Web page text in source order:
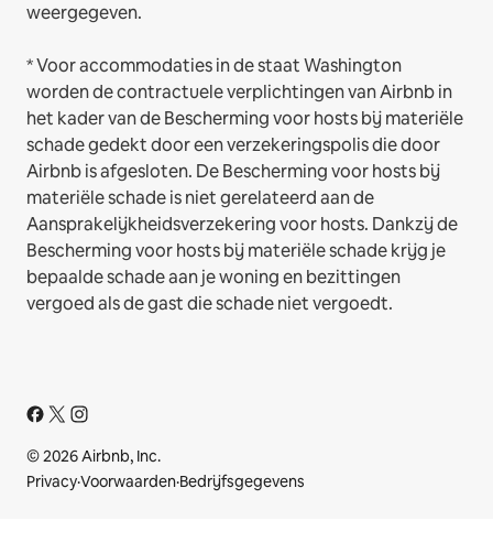
weergegeven.
* Voor accommodaties in de staat Washington
worden de contractuele verplichtingen van Airbnb in
het kader van de Bescherming voor hosts bij materiële
schade gedekt door een verzekeringspolis die door
Airbnb is afgesloten. De Bescherming voor hosts bij
materiële schade is niet gerelateerd aan de
Aansprakelijkheidsverzekering voor hosts. Dankzij de
Bescherming voor hosts bij materiële schade krijg je
bepaalde schade aan je woning en bezittingen
vergoed als de gast die schade niet vergoedt.
© 2026 Airbnb, Inc.
Privacy·Voorwaarden·Bedrijfsgegevens